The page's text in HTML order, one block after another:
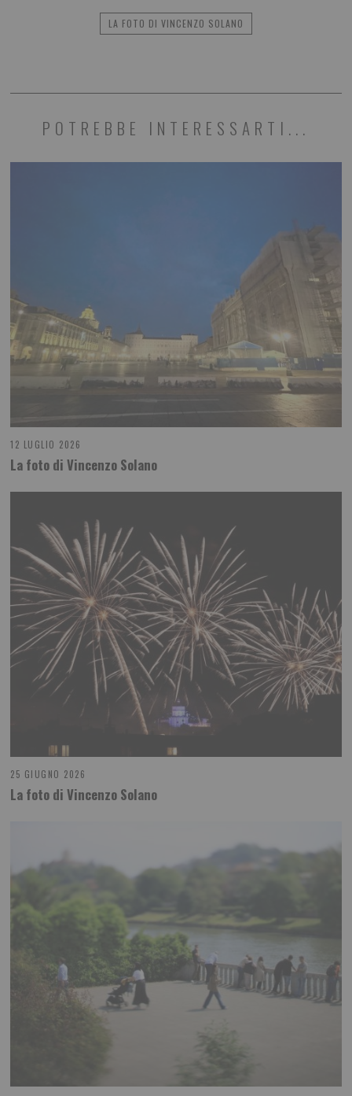
LA FOTO DI VINCENZO SOLANO
POTREBBE INTERESSARTI...
12 LUGLIO 2026
La foto di Vincenzo Solano
25 GIUGNO 2026
La foto di Vincenzo Solano